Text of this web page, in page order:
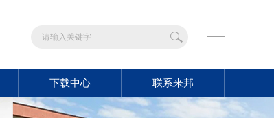
下载中心 联系来邦